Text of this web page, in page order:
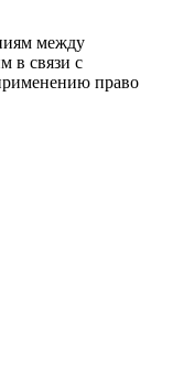
между
в связи с
право